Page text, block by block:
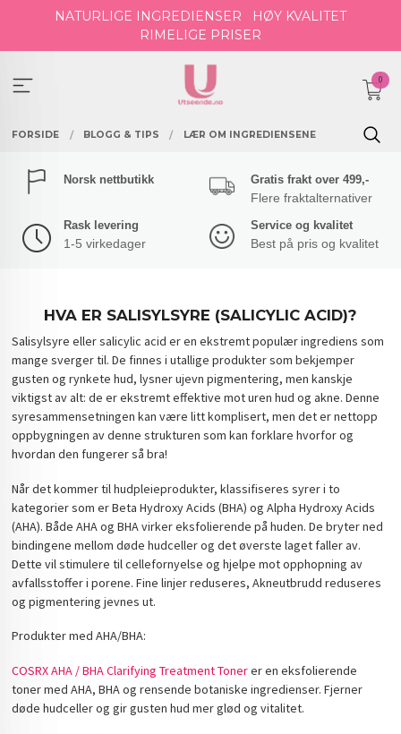
NATURLIGE INGREDIENSER
HØY KVALITET
RIMELIGE PRISER
0
FORSIDE BLOGG & TIPS LÆR OM INGREDIENSENE
Norsk nettbutikk Gratis frakt over 499,-
Flere fraktalternativer
Rask levering
1-5 virkedager
Service og kvalitet
Best på pris og kvalitet
HVA ER SALISYLSYRE (SALICYLIC ACID)?
Salisylsyre eller salicylic acid er en ekstremt populær ingrediens som
mange sverger til. De finnes i utallige produkter som bekjemper
gusten og rynkete hud, lysner ujevn pigmentering, men kanskje
viktigst av alt: de er ekstremt effektive mot uren hud og akne. Denne
syresammensetningen kan være litt komplisert, men det er nettopp
oppbygningen av denne strukturen som kan forklare hvorfor og
hvordan den fungerer så bra!
Når det kommer til hudpleieprodukter, klassifiseres syrer i to
kategorier som er Beta Hydroxy Acids (BHA) og Alpha Hydroxy Acids
(AHA). Både AHA og BHA virker eksfolierende på huden. De bryter ned
bindingene mellom døde hudceller og det øverste laget faller av.
Dette vil stimulere til cellefornyelse og hjelpe mot opphopning av
avfallsstoffer i porene. Fine linjer reduseres, Akneutbrudd reduseres
og pigmentering jevnes ut.
Produkter med AHA/BHA:
COSRX AHA / BHA Clarifying Treatment Tonerer en eksfolierende
toner med AHA, BHA og rensende botaniske ingredienser. Fjerner
døde hudceller og gir gusten hud mer glød og vitalitet.